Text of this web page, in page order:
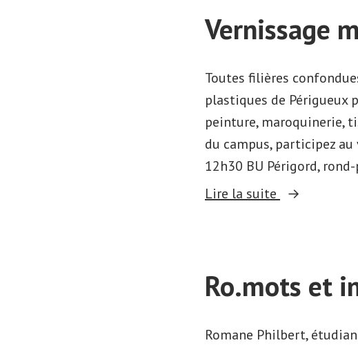
de
la
Mardi »
Vernissage
Toutes filières
plastiques de Périgueux
peinture, maroquinerie,
du campus, participez
12h30 BU Périgord,
Lire la suite
« Vernissage
fil
en
Ro.mots et
Romane Philbert,